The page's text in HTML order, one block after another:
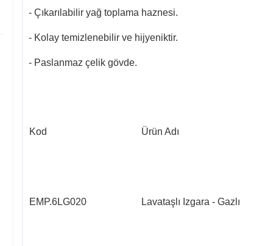
- Çıkarılabilir yağ toplama haznesi.
- Kolay temizlenebilir ve hijyeniktir.
- Paslanmaz çelik gövde.
Kod Ürün Adı
EMP.6LG020 Lavataşlı Izgara - Gazlı